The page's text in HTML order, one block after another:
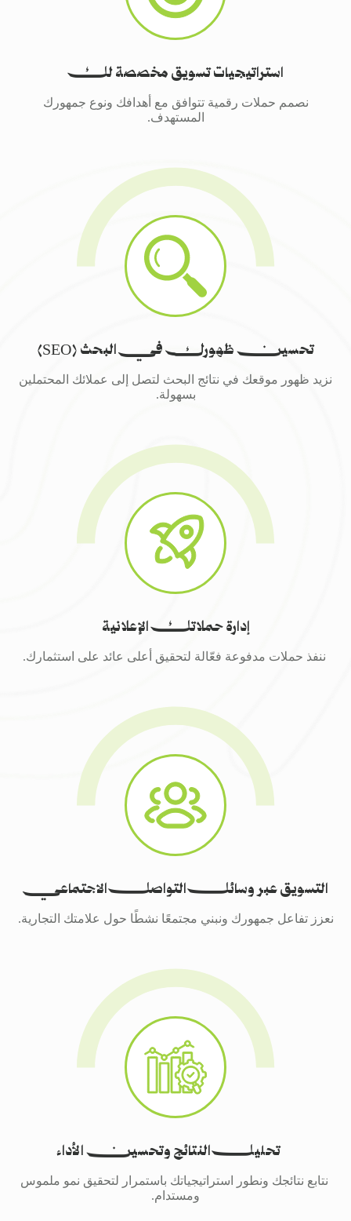
استراتيجيات تسويق مخصصة لك
نصمم حملات رقمية تتوافق مع أهدافك ونوع جمهورك
المستهدف.
تحسين ظهورك في البحث (SEO)
نزيد ظهور موقعك في نتائج البحث لتصل إلى عملائك المحتملين
بسهولة.
إدارة حملاتك الإعلانية
ننفذ حملات مدفوعة فعّالة لتحقيق أعلى عائد على استثمارك.
التسويق عبر وسائل التواصل الاجتماعي
نعزز تفاعل جمهورك ونبني مجتمعًا نشطًا حول علامتك التجارية.
تحليل النتائج وتحسين الأداء
نتابع نتائجك ونطور استراتيجياتك باستمرار لتحقيق نمو ملموس
ومستدام.